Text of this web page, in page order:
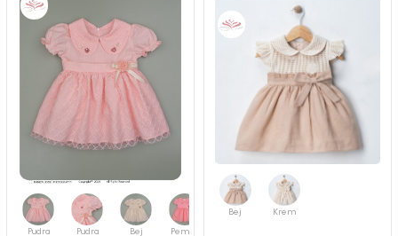
YAŞ GRUBU
9-12-18-24 AY
CINSIYET
KIZ
2-3-4-5 YAŞ
CINSIYET
KIZ
Pudra Pudra Bej Pembe
Bej Krem